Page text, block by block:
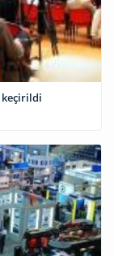
keçirildi